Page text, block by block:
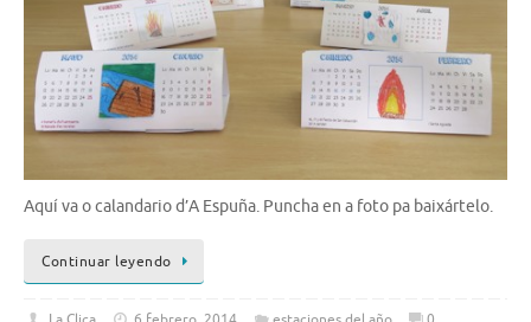
Aquí va o calandario d’A Espuña. Puncha en a foto pa baixártelo.
Continuar leyendo